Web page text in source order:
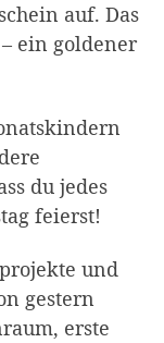
auf. Das
ein goldener
du jedes
feierst!
und
gestern
erste